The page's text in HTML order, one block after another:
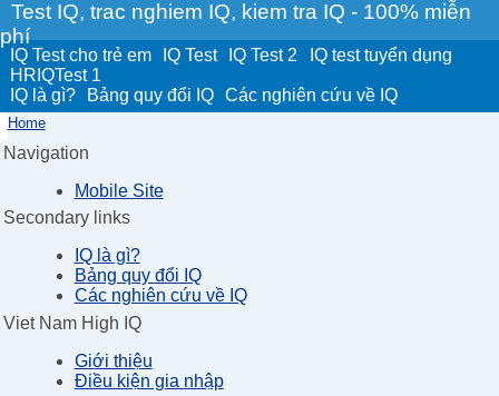
Test IQ, trac nghiem IQ, kiem tra IQ - 100% miễn
phí
IQ Test cho trẻ em IQ Test IQ Test 2
IQ test tuyển dụng
HRIQTest 1
IQ là gì?
Bảng quy đổi IQ Các nghiên cứu về IQ
Home
Navigation
Mobile Site
Secondary links
IQ là gì?
Bảng quy đổi IQ
Các nghiên cứu về IQ
Viet Nam High IQ
Giới thiệu
Điều kiện gia nhập